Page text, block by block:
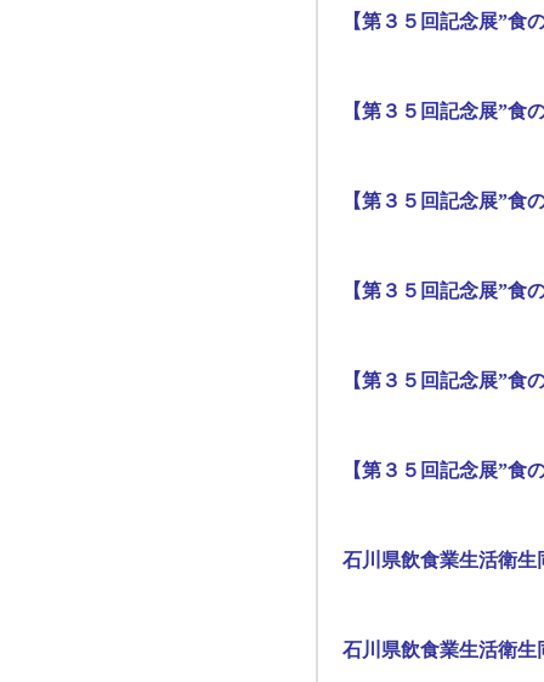
【第３５回記念展”食
【第３５回記念展”食
【第３５回記念展”食
【第３５回記念展”食
【第３５回記念展”食
【第３５回記念展”食
石川県飲食業生活衛
石川県飲食業生活衛